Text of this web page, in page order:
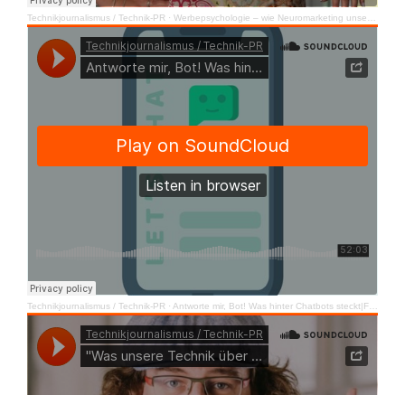
Technikjournalismus / Technik-PR · Werbepsychologie – wie Neuromarketing unseren Konsum steuert | FutureComCast #11
Technikjournalismus / Technik-PR · Antworte mir, Bot! Was hinter Chatbots steckt|FutureComCast #10